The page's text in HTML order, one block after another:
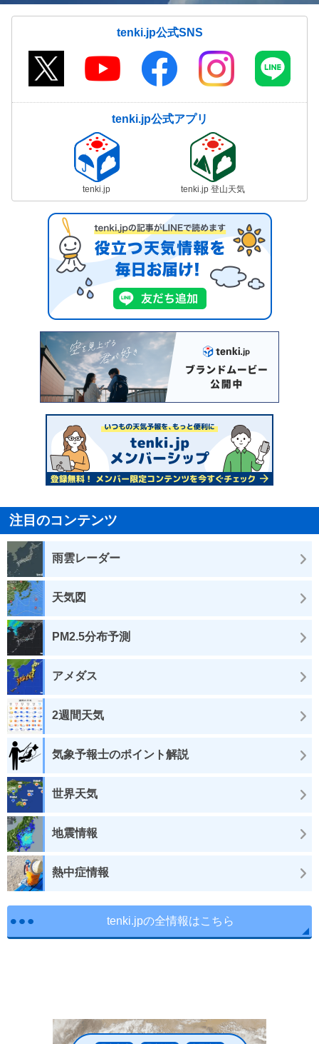
tenki.jp公式SNS
tenki.jp公式アプリ
tenki.jp tenki.jp 登山天気
注目のコンテンツ
雨雲レーダー
天気図
PM2.5分布予測
アメダス
2週間天気
気象予報士のポイント解説
世界天気
地震情報
熱中症情報
tenki.jpの全情報はこちら